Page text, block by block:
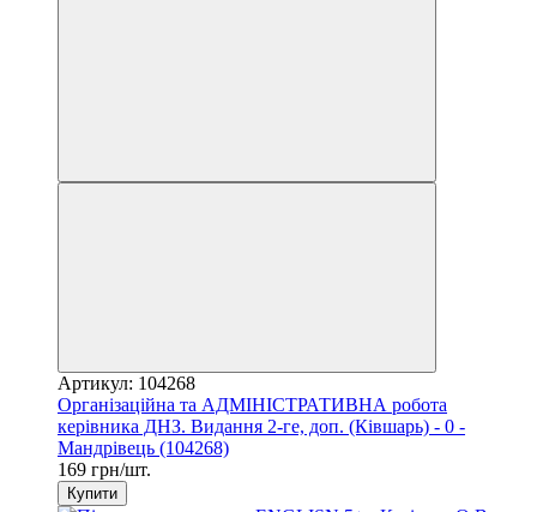
Артикул: 104268
Організаційна та АДМІНІСТРАТИВНА робота
керівника ДНЗ. Видання 2-ге, доп. (Ківшарь) - 0 -
Мандрівець (104268)
169 грн/шт.
Купити